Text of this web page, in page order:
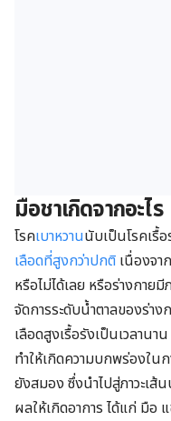
มือชาเกิดจากอะไร
โรคเบาหวานนับเป็นโรคเรื้
เลือดที่สูงกว่าปกติ เนื่องจ
หรือไม่ได้เลย หรือร่างกาย
จัดการระดับน้ำตาลของร่า
เลือดสูงเรื้อรังเป็นเวลานา
ทำให้เกิดความบกพร่องใ
ยังสมอง ซึ่งนำไปสู่ภาวะเส้
ผลให้เกิดอาการ ได้แก่ มือ